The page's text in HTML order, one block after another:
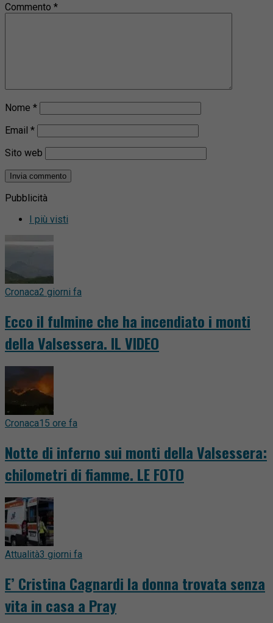
Commento *
Nome *
Email *
Sito web
Pubblicità
I più visti
Cronaca2 giorni fa
Ecco il fulmine che ha incendiato i monti
della Valsessera. IL VIDEO
Cronaca15 ore fa
Notte di inferno sui monti della Valsessera:
chilometri di fiamme. LE FOTO
Attualità3 giorni fa
E’ Cristina Cagnardi la donna trovata senza
vita in casa a Pray